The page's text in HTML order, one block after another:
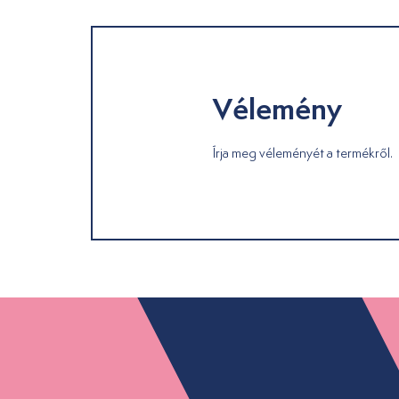
Vélemény
Írja meg véleményét a termékről.